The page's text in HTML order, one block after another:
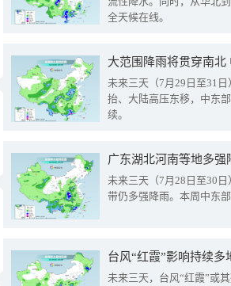
全天候在线。
大范围降雨将贯穿南
未来三天（7月29日至31
抬、大陆高压东移，中东
续。
广东湖北河南等地多
未来三天（7月28日至30
带仍多强降雨。本周中东
台风“红霞”影响持续
未来三天，台风“红霞”或